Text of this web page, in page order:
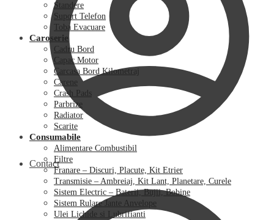
Contact
Standere
Suport Telefon
Toba Evacuare
Caroserie
Cadru Bord
Capac Motor
Carcasa Bord Kilometraj
Carene
Crash Pads
Parbrize
Radiator
Scarite
Consumabile
Alimentare Combustibil
Filtre
Franare – Discuri, Placute, Kit Etrier
Transmisie – Ambreiaj, Kit Lant, Planetare, Curele
Sistem Electric – Baterii, Bujii, Bobine
Sistem Rulare Jante Anvelope
Ulei Lichide si Lubrifianti